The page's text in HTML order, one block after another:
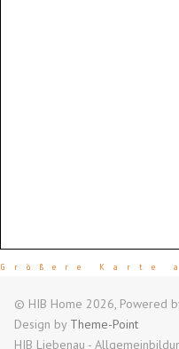
Größere Karte
© HIB Home 2026, Powered
Design by Theme-Point
HIB Liebenau -